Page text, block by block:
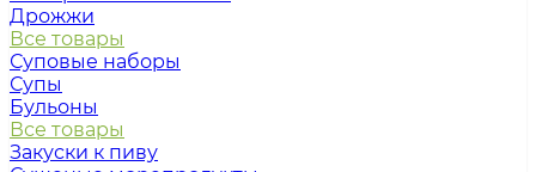
Дрожжи
Все товары
Суповые наборы
Супы
Бульоны
Все товары
Закуски к пиву